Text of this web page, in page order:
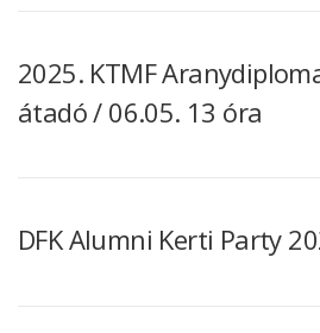
2025. KTMF
átadó / 06.05. 13 óra
DFK Alumni Kerti Party